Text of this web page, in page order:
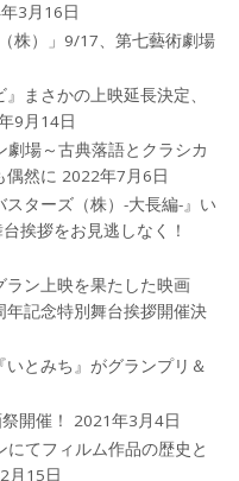
3月16日
株）」9/17、第七藝術劇場
まさかの上映延長決定、
9月14日
場～古典落語とクラシカ
偶然に 2022年7月6日
ターズ（株）-大長編-』い
挨拶をお見逃しなく！
ラン上映を果たした映画
年記念特別舞台挨拶開催決
とみち』がグランプリ＆
開催！
2021年3月4日
てフィルム作品の歴史と
月15日